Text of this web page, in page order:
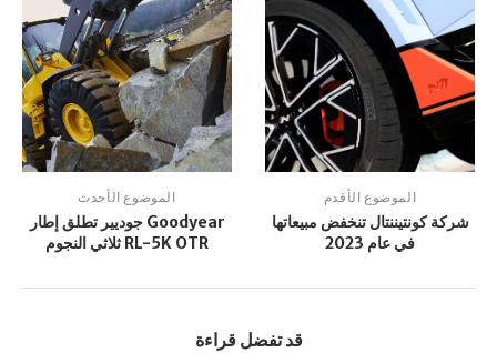
الموضوع الأقدم
شركة كونتيننتال تنخفض مبيعاتها
في عام 2023
الموضوع الأحدث
Goodyear جوديير تطلق إطار
RL-5K OTR ثلاثي النجوم
قد تفضل قراءة